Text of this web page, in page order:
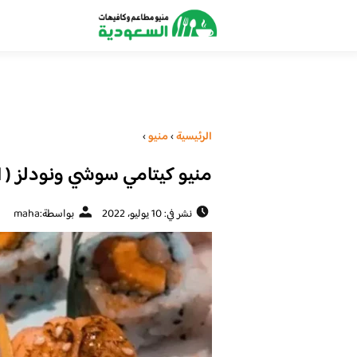
الرئيسية›منيو›
منيو كيتامي سوشي ونودلز (
نشر في: 10 يوليو، 2022 بواسطة:maha